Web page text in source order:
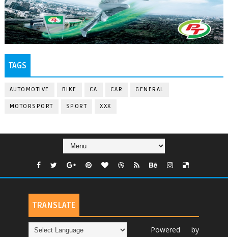
TAGS
AUTOMOTIVE BIKE CA CAR GENERAL
MOTORSPORT SPORT XXX
TRANSLATE
Powered by